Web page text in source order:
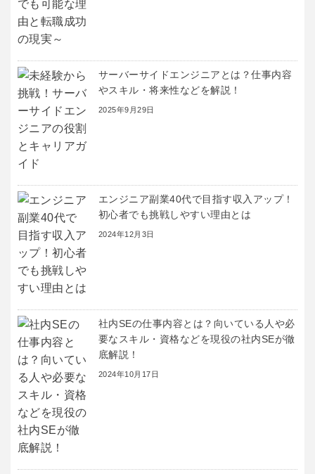
サーバーサイドエンジニアとは？仕事内容
やスキル・将来性などを解説！
2025年9月29日
エンジニア副業40代で目指す収入アップ！
初心者でも挑戦しやすい理由とは
2024年12月3日
社内SEの仕事内容とは？向いている人や必
要なスキル・資格などを現役の社内SEが徹
底解説！
2024年10月17日